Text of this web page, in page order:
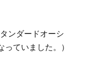
ンダードオーシ
っていました。）